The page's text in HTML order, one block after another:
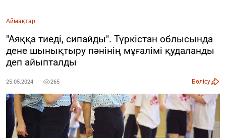
Аймақтар
"Аяққа тиеді, сипайды". Түркістан облысында
дене шынықтыру пәнінің мұғалімі қудаланды
деп айыпталды
25.05.2024 265 Бөлісу